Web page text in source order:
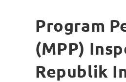
Program
(MPP)
Republik